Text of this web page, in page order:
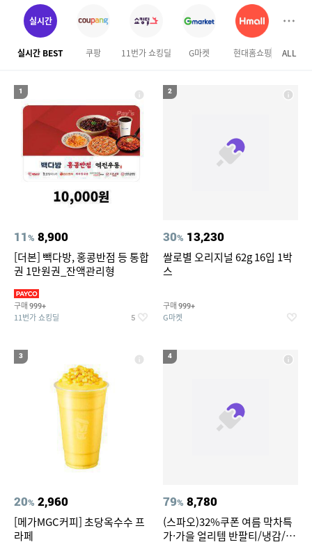
12 삼성갤럭시북프로, 32gb, win11포함 갤럭시 자급제
14 크록스 에코 클로그
16 다이소C타입 to HDMI 미러링 케이블
나노 게르마늄 의료기 침대
19 성인용세발자전거중고
ALL
실시간
실시간 BEST 쿠팡 11번가 쇼킹딜 G마켓 현대홈쇼핑 홈앤
1
11% 8,900
[더본] 빽다방, 홍콩반점 등 통합
권 1만원권_잔액관리형
구매 999+
11번가 쇼킹딜 5
2
30% 13,230
쌀로별 오리지널 62g 16입 1박
스
구매 999+
G마켓
3
20% 2,960
[메가MGC커피] 초당옥수수 프
라페
4
79% 8,780
(스파오)32%쿠폰 여름 막차특
가·가을 얼리템 반팔티/냉감/반